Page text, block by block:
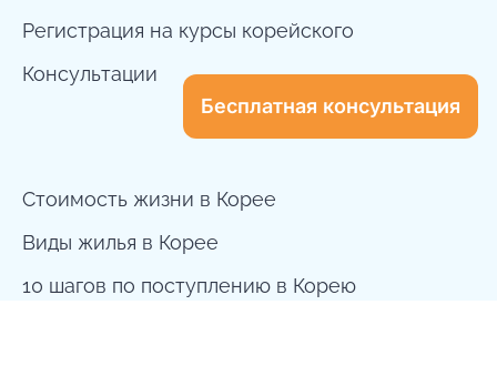
Бесплатная консультация
Регистрация на курсы корейского
Консультации
Стоимость жизни в Корее
Виды жилья в Корее
10 шагов по поступлению в Корею